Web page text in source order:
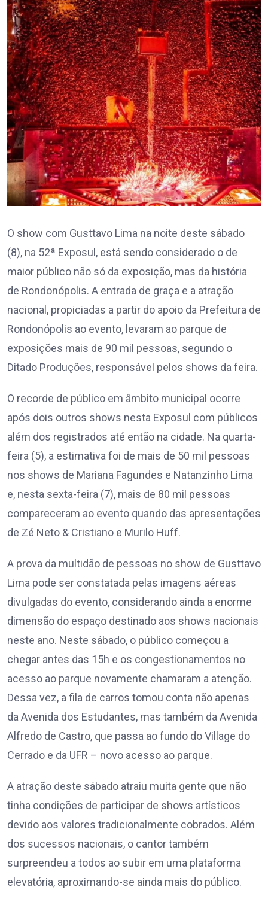
O show com Gusttavo Lima na noite deste sábado
(8), na 52ª Exposul, está sendo considerado o de
maior público não só da exposição, mas da história
de Rondonópolis. A entrada de graça e a atração
nacional, propiciadas a partir do apoio da Prefeitura de
Rondonópolis ao evento, levaram ao parque de
exposições mais de 90 mil pessoas, segundo o
Ditado Produções, responsável pelos shows da feira.
O recorde de público em âmbito municipal ocorre
após dois outros shows nesta Exposul com públicos
além dos registrados até então na cidade. Na quarta-
feira (5), a estimativa foi de mais de 50 mil pessoas
nos shows de Mariana Fagundes e Natanzinho Lima
e, nesta sexta-feira (7), mais de 80 mil pessoas
compareceram ao evento quando das apresentações
de Zé Neto & Cristiano e Murilo Huff.
A prova da multidão de pessoas no show de Gusttavo
Lima pode ser constatada pelas imagens aéreas
divulgadas do evento, considerando ainda a enorme
dimensão do espaço destinado aos shows nacionais
neste ano. Neste sábado, o público começou a
chegar antes das 15h e os congestionamentos no
acesso ao parque novamente chamaram a atenção.
Dessa vez, a fila de carros tomou conta não apenas
da Avenida dos Estudantes, mas também da Avenida
Alfredo de Castro, que passa ao fundo do Village do
Cerrado e da UFR – novo acesso ao parque.
A atração deste sábado atraiu muita gente que não
tinha condições de participar de shows artísticos
devido aos valores tradicionalmente cobrados. Além
dos sucessos nacionais, o cantor também
surpreendeu a todos ao subir em uma plataforma
elevatória, aproximando-se ainda mais do público.